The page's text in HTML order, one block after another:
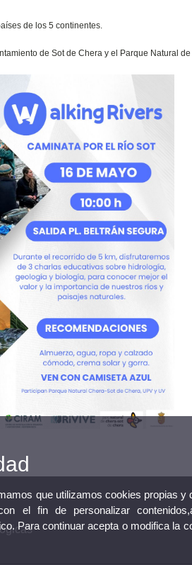
de los 5 continentes.
de Sot de Chera y el Parque Natural
que utilizamos cookies propias y
el fin de personalizar
Para continuar acepta o modifica la